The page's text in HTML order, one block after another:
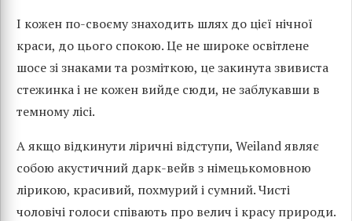
І кожен по-своєму знаходить шлях до цієї нічної
краси, до цього спокою. Це не широке освітлене
шосе зі знаками та розміткою, це закинута звивиста
стежинка і не кожен вийде сюди, не заблукавши в
темному лісі.
А якщо відкинути ліричні відступи, Weiland являє
собою акустичний дарк-вейв з німецькомовною
лірикою, красивий, похмурий і сумний. Чисті
чоловічі голоси співають про велич і красу природи.